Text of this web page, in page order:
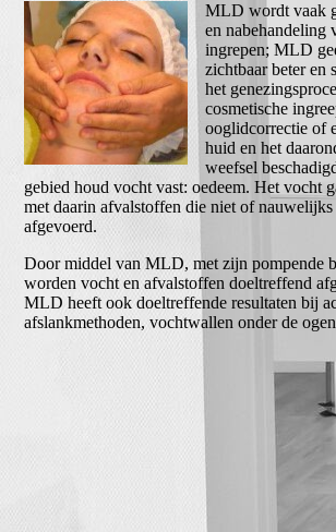
MLD wordt vaak
en nabehandeling
ingrepen; MLD
zichtbaar beter en
het
cosmetische
ooglidcorrectie of
huid en het
weefsel
gebied houd vocht vast: oedeem. Het vocht
met daarin afvalstoffen die niet of
afgevoerd.
Door middel van MLD, met zijn pompende
worden vocht en afvalstoffen doeltreffend
MLD heeft ook doeltreffende resultaten bij
afslankmethoden, vochtwallen onder de ogen